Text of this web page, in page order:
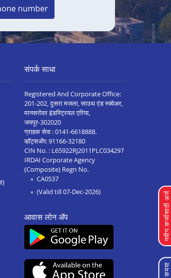
number
नवीन कर्जासाठी अर्ज
संपर्क साधा
Registered And Corporate Office:
201-202, दुसरा मजला, साउथ एंड स्क्वेअर,
मानसरोवर इंडस्ट्रियल एरिया,
जयपूर-302020
ग्राहक सेवा :0141-6618888.
व्हॉट्सॲप:91166-32180
CIN No. : L65922RJ2011PLC034297
IRDAI Corporate Agency
(Composite) Regn No.
CA0537
(Valid till 07-Dec-2026)
आवास लोन ॲप